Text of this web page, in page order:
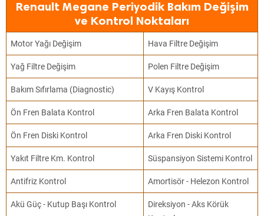
Renault Megane Periyodik Bakım Değişim
ve Kontrol Noktaları
Motor Yağı Değişim Hava Filtre Değişim
Yağ Filtre Değişim Polen Filtre Değişim
Bakım Sıfırlama (Diagnostic) V Kayış Kontrol
Ön Fren Balata Kontrol Arka Fren Balata Kontrol
Ön Fren Diski Kontrol Arka Fren Diski Kontrol
Yakıt Filtre Km. Kontrol Süspansiyon Sistemi Kontrol
Antifriz Kontrol Amortisör - Helezon Kontrol
Akü Güç - Kutup Başı Kontrol
Direksiyon - Aks Körük